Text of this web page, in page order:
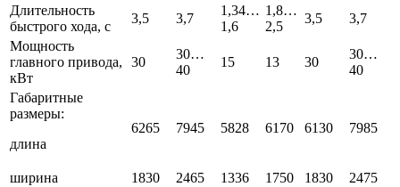
Длительность
быстрого хода, с
3,5 3,7
1,34…
1,6
1,8…
2,5
3,5
3,7
Мощность
главного привода,
кВт
30
30…
40
15 13 30
30…
40
Габаритные
размеры:
длина
6265 7945 5828 6170 6130 7985
ширина 1830 2465 1336 1750 1830
2475